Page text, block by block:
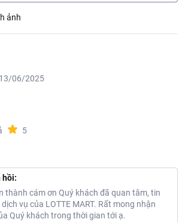
kiểu Ý.
ảnh
13/06/2025
5
hồi:
thành cám ơn Quý khách đã quan tâm, tin
vụ của LOTTE MART. Rất mong nhận
Quý khách trong thời gian tới ạ.